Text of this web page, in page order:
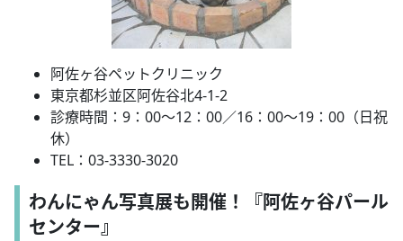
阿佐ヶ谷ペットクリニック
東京都杉並区阿佐谷北4-1-2
診療時間：9：00～12：00／16：00～19：00（日祝
休）
TEL：03-3330-3020
わんにゃん写真展も開催！『阿佐ヶ谷パール
センター』